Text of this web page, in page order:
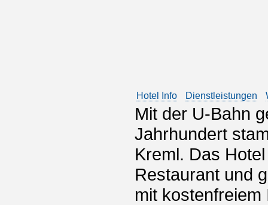
Hotel Info Dienstleistungen
Mit der U-Bahn
Jahrhundert
Kreml. Das
Restaurant und
mit